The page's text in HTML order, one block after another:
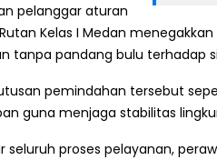
pelanggar aturan
Kelas I Medan
tanpa pandang bulu terhadap
pemindahan tersebut
guna menjaga stabilitas
seluruh proses pelayanan,